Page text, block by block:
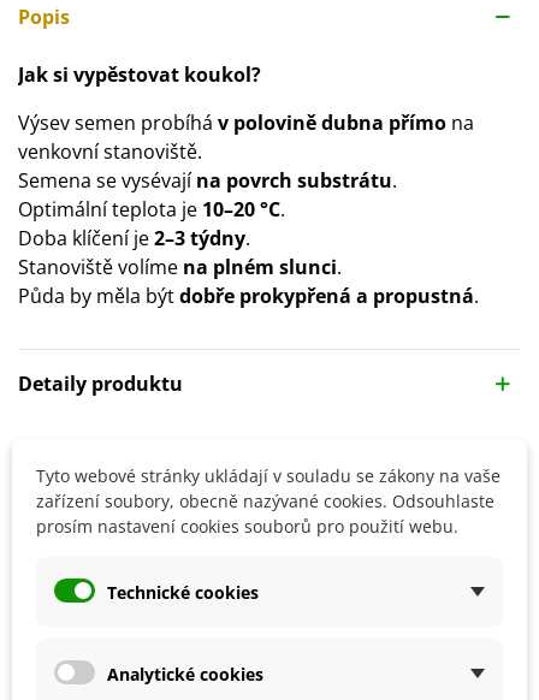
Popis
Jak si vypěstovat koukol?
Výsev semen probíhá v polovině dubna přímo na
venkovní stanoviště.
Semena se vysévajína povrch substrátu.
Optimální teplota je 10–20 °C.
Doba klíčení je2–3 týdny.
Stanoviště volíme na plném slunci.
Půda by měla býtdobře prokypřená a propustná.
Detaily produktu
Tyto webové stránky ukládají v souladu se zákony na vaše
zařízení soubory, obecně nazývané cookies. Odsouhlaste
prosím nastavení cookies souborů pro použití webu.
Technické cookies
Analytické cookies